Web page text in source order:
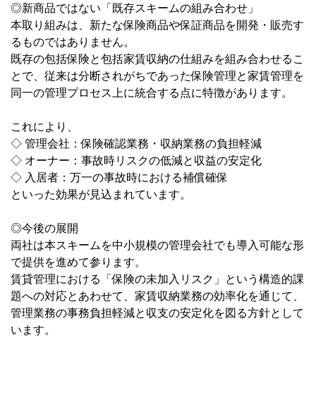
◎新商品ではない「既存スキームの組み合わせ」
本取り組みは、新たな保険商品や保証商品を開発・販売す
るものではありません。
既存の包括保険と包括家賃収納の仕組みを組み合わせるこ
とで、従来は分断されがちであった保険管理と家賃管理を
同一の管理プロセス上に統合する点に特徴があります。
これにより、
◇ 管理会社：保険確認業務・収納業務の負担軽減
◇ オーナー：事故時リスクの低減と収益の安定化
◇ 入居者：万一の事故時における補償確保
といった効果が見込まれています。
◎今後の展開
両社は本スキームを中小規模の管理会社でも導入可能な形
で提供を進めて参ります。
賃貸管理における「保険の未加入リスク」という構造的課
題への対応とあわせて、家賃収納業務の効率化を通じて、
管理業務の事務負担軽減と収支の安定化を図る方針として
います。